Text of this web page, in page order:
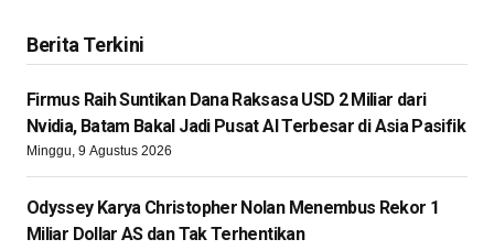
Berita Terkini
Firmus Raih Suntikan Dana Raksasa USD 2 Miliar dari
Nvidia, Batam Bakal Jadi Pusat AI Terbesar di Asia Pasifik
Minggu, 9 Agustus 2026
Odyssey Karya Christopher Nolan Menembus Rekor 1
Miliar Dollar AS dan Tak Terhentikan